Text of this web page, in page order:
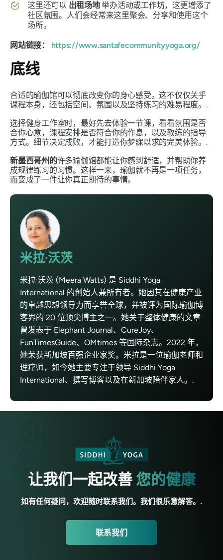
这里还可以 出租场地举办活动或工作坊，这更增添了
社区氛围。人们会经常来这里聚会、分享和使用这个
场所。
网站链接： https://www.santafecommunityyoga.org/
底线
合适的瑜伽馆可以彻底改变你的身心感受。这不仅仅关乎
课程本身，还包括空间、氛围以及坚持练习的难易程度。.
选择健身工作室时，最好先去体验一节课，看看氛围是否
合你心意，课程安排是否符合你的作息，以及教练的指导
方式。细节决定成败，才能打造你梦寐以求的完美体验。.
新墨西哥州的许多瑜伽馆都能让你感到舒适，并帮助你养
成规律练习的习惯。这样一来，瑜伽就不再是一项任务，
而变成了一件让你真正期待的事情。
米拉·沃茨
米拉·沃茨 (Meera Watts) 是 Siddhi Yoga
International 的创始人兼所有者。她因其在健康产业
的卓越思想领导力而享誉全球，并被评为国际瑜伽博
客界的 20 位顶尖博主之一。她关于整体健康的文章
曾发表于 Elephant Journal、CureJoy、
FunTimesGuide、OMtimes 等国际杂志。2022 年，
她荣获新加坡百强企业家奖。米拉是一位瑜伽老师和
理疗师，如今她主要专注于领导 Siddhi Yoga
International、撰写博客以及在新加坡陪伴家人。.
让我们一起改善 您的健康
如有任何疑问，欢迎随时联系我们。我们很乐意解答。.
联系我们